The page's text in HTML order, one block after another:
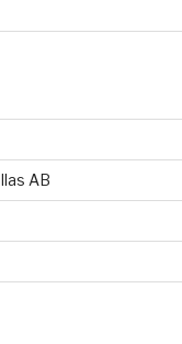
AB